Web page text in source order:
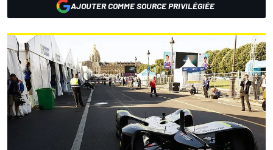
AJOUTER COMME SOURCE PRIVILÉGIÉE